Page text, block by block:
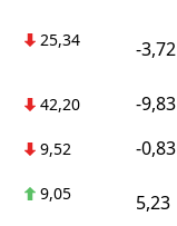
25,34 -3,72
42,20 -9,83
9,52 -0,83
9,05 5,23